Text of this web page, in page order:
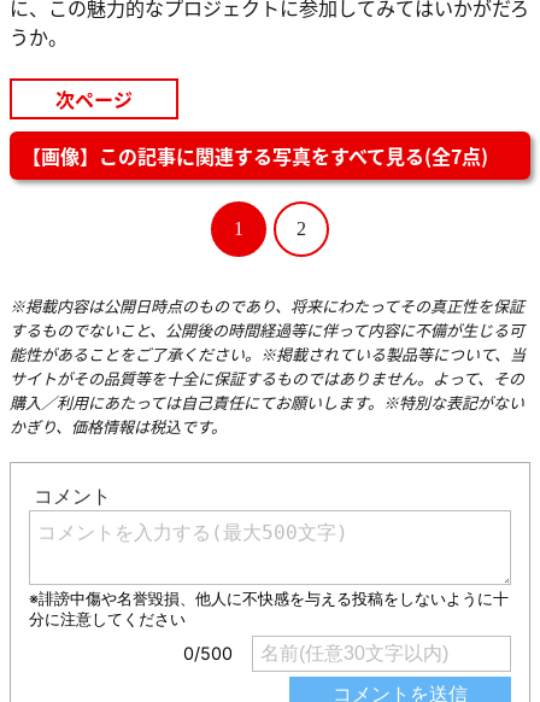
に、この魅力的なプロジェクトに参加してみてはいかがだろ
うか。
次ページ
【画像】この記事に関連する写真をすべて見る(全7点)
1 2
※掲載内容は公開日時点のものであり、将来にわたってその真正性を保証
するものでないこと、公開後の時間経過等に伴って内容に不備が生じる可
能性があることをご了承ください。※掲載されている製品等について、当
サイトがその品質等を十全に保証するものではありません。よって、その
購入／利用にあたっては自己責任にてお願いします。※特別な表記がない
かぎり、価格情報は税込です。